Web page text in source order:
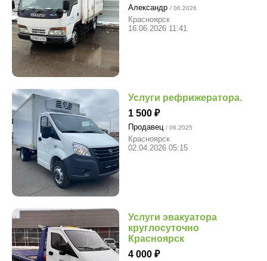
Александр / 06.2026
Красноярск
16.06.2026 11:41
Услуги рефрижератора.
1 500
Продавец / 06.2025
Красноярск
02.04.2026 05:15
Услуги эвакуатора
круглосуточно
Красноярск
4 000